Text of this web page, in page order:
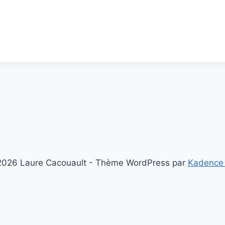
Laure Cacouault - Thème WordPress par Kadence